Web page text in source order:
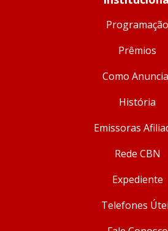
Programação
Prêmios
Como
História
Emissoras
Rede CBN
Expediente
Telefones